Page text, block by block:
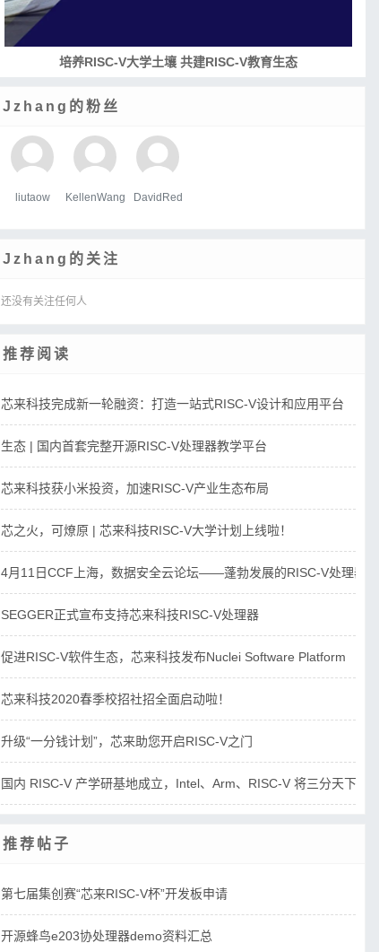
培养RISC-V大学土壤 共建RISC-V教育生态
Jzhang的粉丝
liutaow KellenWang DavidRed
Jzhang的关注
还没有关注任何人
推荐阅读
芯来科技完成新一轮融资：打造一站式RISC-V设计和应用平台
生态 | 国内首套完整开源RISC-V处理器教学平台
芯来科技获小米投资，加速RISC-V产业生态布局
芯之火，可燎原 | 芯来科技RISC-V大学计划上线啦！
4月11日CCF上海，数据安全云论坛——蓬勃发展的RISC-V处理器
SEGGER正式宣布支持芯来科技RISC-V处理器
促进RISC-V软件生态，芯来科技发布Nuclei Software Platform
芯来科技2020春季校招社招全面启动啦！
升级“一分钱计划”，芯来助您开启RISC-V之门
国内 RISC-V 产学研基地成立，Intel、Arm、RISC-V 将三分天下？
推荐帖子
第七届集创赛“芯来RISC-V杯”开发板申请
开源蜂鸟e203协处理器demo资料汇总